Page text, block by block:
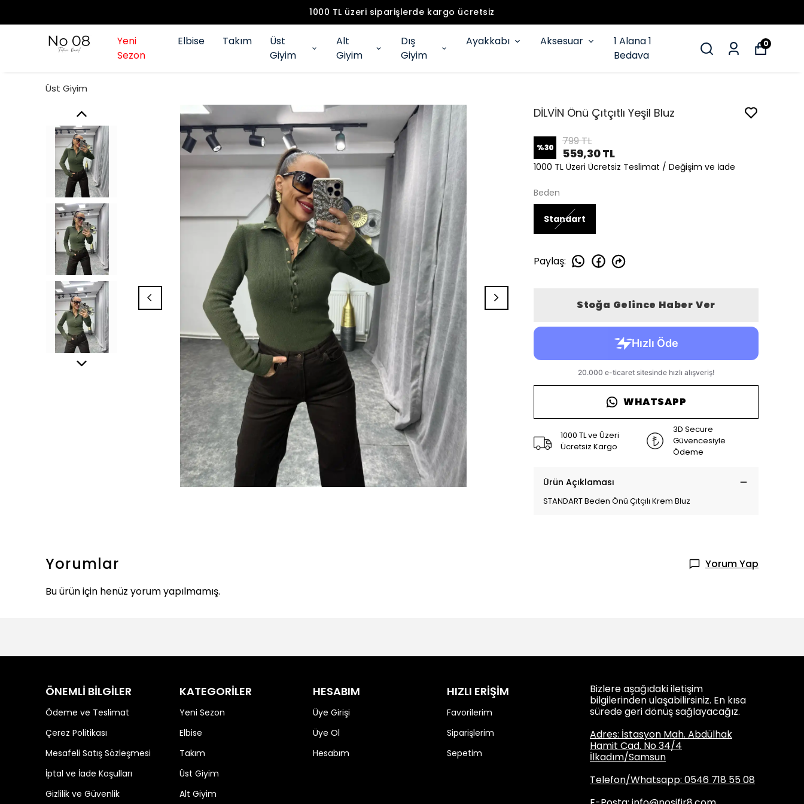
1000 TL üzeri siparişlerde kargo ücretsiz
Yeni
Sezon
Elbise Takım
Üst
Giyim
Alt
Giyim
Dış
Giyim
Ayakkabı Aksesuar
1 Alana 1
Bedava
0
Üst Giyim
DİLVİN Önü Çıtçıtlı Yeşil Bluz
%30 799 TL
559,30 TL
1000 TL Üzeri Ücretsiz Teslimat / Değişim ve İade
Beden
Standart
Paylaş:
Stoğa Gelince Haber Ver
WHATSAPP
1000 TL ve Üzeri
Ücretsiz Kargo
3D Secure
Güvencesiyle
Ödeme
Ürün Açıklaması
STANDART Beden Önü Çıtçılı Krem Bluz
Yorumlar
Yorum Yap
Bu ürün için henüz yorum yapılmamış.
ÖNEMLİ BİLGİLER
Ödeme ve Teslimat
Çerez Politikası
Mesafeli Satış Sözleşmesi
İptal ve İade Koşulları
Gizlilik ve Güvenlik
KATEGORİLER
Yeni Sezon
Elbise
Takım
Üst Giyim
Alt Giyim
HESABIM
Üye Girişi
Üye Ol
Hesabım
HIZLI ERİŞİM
Favorilerim
Siparişlerim
Sepetim
Bizlere aşağıdaki iletişim
bilgilerinden ulaşabilirsiniz. En kısa
sürede geri dönüş sağlayacağız.
Adres: İstasyon Mah. Abdülhak
Hamit Cad. No 34/4
İlkadım/Samsun
Telefon/Whatsapp: 0546 718 55 08